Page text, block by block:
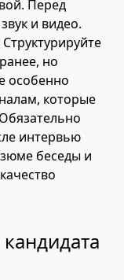
Перед
и видео.
но
особенно
которые
интервью
беседы и